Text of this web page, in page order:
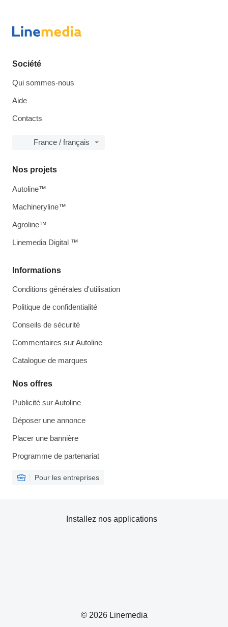
Société
Qui sommes-nous
Aide
Contacts
France / français
Informations
Conditions générales d'utilisation
Politique de confidentialité
Conseils de sécurité
Commentaires sur Autoline
Catalogue de marques
Nos offres
Publicité sur Autoline
Déposer une annonce
Placer une bannière
Programme de partenariat
Pour les entreprises
Nos projets
Autoline™
Machineryline™
Agroline™
Linemedia Digital ™
© 2026 Linemedia
Installez nos applications